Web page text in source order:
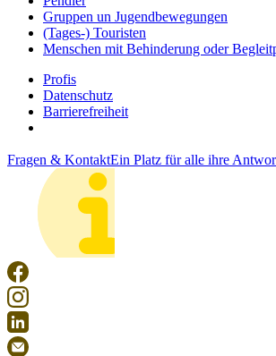
Gruppen un Jugendbewegungen
(Tages-) Touristen
Menschen mit Behinderung oder
Profis
Datenschutz
Barrierefreiheit
Fragen & KontaktEin Platz für alle ihre